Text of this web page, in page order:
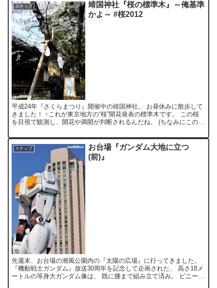
スナップ
靖国神社『桜の標準木』～俺基準
かよ～ #桜2012
平成24年『さくらまつり』開催中の靖国神社。 お昼休みに散歩して
きました！ ↑これが東京地方の“桜”開花発表の標準木です。 この桜
を目視で観測し、開花や満開が判断されるんだね。 (ちなみにこの
スナップ
お台場『ガンダム大地に立つ
(前)』
先週末、お台場の潮風公園内の『太陽の広場』に行ってきました。
『機動戦士ガンダム』放送30周年を記念して企画された、 高さ18メ
ートルの等身大ガンダム像は、 既に腰まで組み立て済み。 ビニール